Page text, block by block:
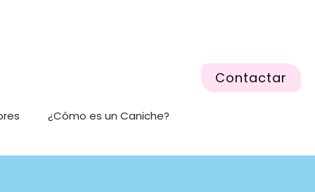
¿Cómo es un Caniche?
Contactar